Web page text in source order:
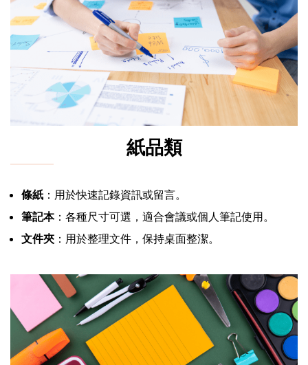
紙品類
條紙 ：用於快速記錄資訊或留言。
筆記本：各種尺寸可選，適合會議或個人筆記使用。
文件夾 ：用於整理文件，保持桌面整潔。